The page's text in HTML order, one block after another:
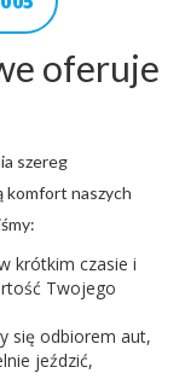
oferuje
szereg
komfort naszych
krótkim czasie i
Twojego
się odbiorem aut,
jeździć,